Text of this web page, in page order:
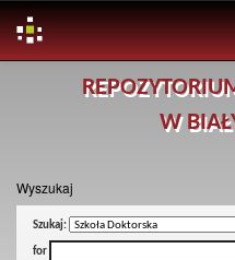
W
Wyszukaj
Szukaj:
for